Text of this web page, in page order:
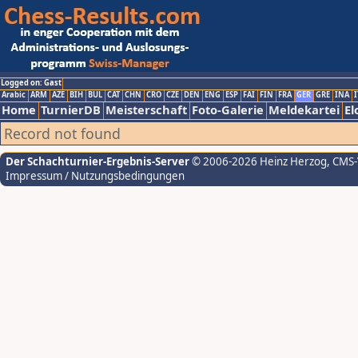
Logged on: Gast
Arabic ARM AZE BIH BUL CAT CHN CRO CZE DEN ENG ESP FAI FIN FRA GER GRE INA
Home TurnierDB Meisterschaft Foto-Galerie Meldekartei
Record not found
Der Schachturnier-Ergebnis-Server© 2006-2026 Heinz Herzog,
Impressum / Nutzungsbedingungen